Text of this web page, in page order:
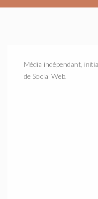
Média indépendant,
de Social Web.